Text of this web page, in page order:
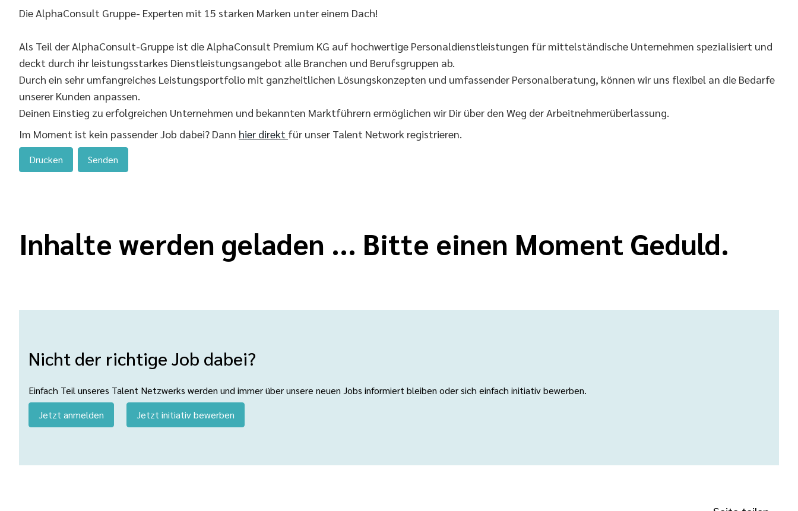
Die AlphaConsult Gruppe- Experten mit 15 starken Marken unter einem Dach!
Als Teil der AlphaConsult-Gruppe ist die AlphaConsult Premium KG auf hochwertige Personaldienstleistungen für mittelständische Unternehmen spezialisiert und
deckt durch ihr leistungsstarkes Dienstleistungsangebot alle Branchen und Berufsgruppen ab.
Durch ein sehr umfangreiches Leistungsportfolio mit ganzheitlichen Lösungskonzepten und umfassender Personalberatung, können wir uns flexibel an die Bedarfe
unserer Kunden anpassen.
Deinen Einstieg zu erfolgreichen Unternehmen und bekannten Marktführern ermöglichen wir Dir über den Weg der Arbeitnehmerüberlassung.
Im Moment ist kein passender Job dabei? Dann hier direkt für unser Talent Network registrieren.
Drucken Senden
Inhalte werden geladen ... Bitte einen Moment Geduld.
Nicht der richtige Job dabei?
Einfach Teil unseres Talent Netzwerks werden und immer über unsere neuen Jobs informiert bleiben oder sich einfach initiativ bewerben.
Jetzt anmelden
Jetzt initiativ bewerben